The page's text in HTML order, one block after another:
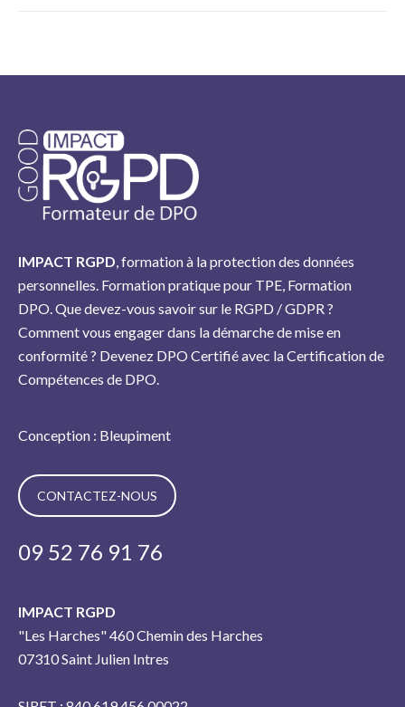
IMPACT RGPD, formation à la protection des données
personnelles. Formation pratique pour TPE, Formation
DPO. Que devez-vous savoir sur le RGPD / GDPR ?
Comment vous engager dans la démarche de mise en
conformité ? Devenez DPO Certifié avec la Certification de
Compétences de DPO.
Conception : Bleupiment
CONTACTEZ-NOUS
09 52 76 91 76
IMPACT RGPD
"Les Harches" 460 Chemin des Harches
07310 Saint Julien Intres